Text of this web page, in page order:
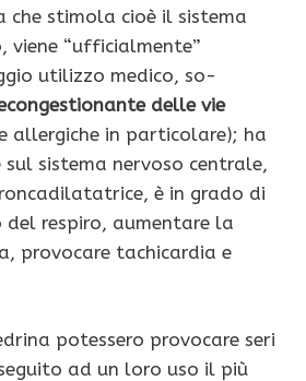
che stimola cioè il sistema
viene “ufficial­mente”
utilizzo medico, so­
delle vie
allergiche in particolare); ha
sistema ner­voso centrale,
è in grado di
respiro, aumentare la
provocare tachicardia e
potessero provocare seri
ad un loro uso il più